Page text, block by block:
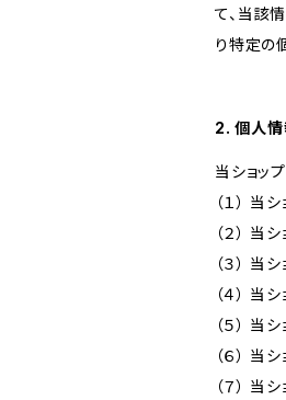
て、当該
り特定の
2. 個人
当ショッ
（１） 当
（２） 当
（３） 当
（４） 当
（５）
（６） 当
（７）